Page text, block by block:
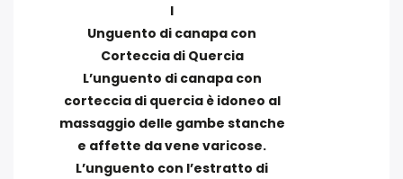
I
Unguento di canapa con
Corteccia di Quercia
L’unguento di canapa con
corteccia di quercia è idoneo al
massaggio delle gambe stanche
e affette da vene varicose.
L’unguento con l’estratto di